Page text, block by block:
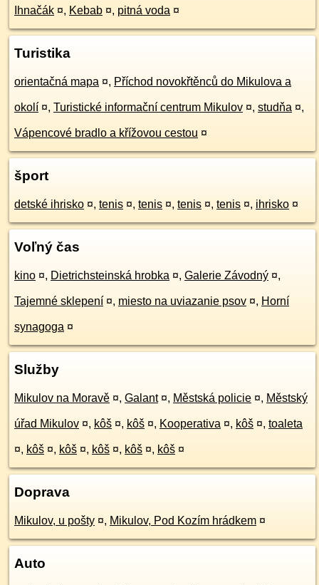
Ihnačák ¤, Kebab ¤, pitná voda ¤
Turistika
orientačná mapa ¤, Příchod novokřtěnců do Mikulova a
okolí ¤, Turistické informační centrum Mikulov ¤, studňa ¤,
Vápencové bradlo a křížovou cestou ¤
šport
detské ihrisko ¤, tenis ¤, tenis ¤, tenis ¤, tenis ¤, ihrisko ¤
Voľný čas
kino ¤, Dietrichsteinská hrobka ¤, Galerie Závodný ¤,
Tajemné sklepení ¤, miesto na uviazanie psov ¤, Horní
synagoga ¤
Služby
Mikulov na Moravě ¤, Galant ¤, Městská policie ¤, Městský
úřad Mikulov ¤, kôš ¤, kôš ¤, Kooperativa ¤, kôš ¤, toaleta
¤, kôš ¤, kôš ¤, kôš ¤, kôš ¤, kôš ¤
Doprava
Mikulov, u pošty ¤, Mikulov, Pod Kozím hrádkem ¤
Auto